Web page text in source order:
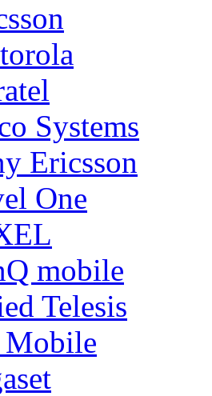
Systems
Ericsson
One
mobile
Telesis